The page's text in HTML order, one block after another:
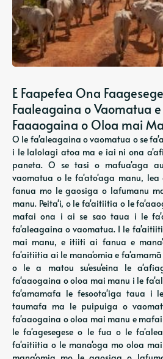
E Faapefea Ona
Faaleagaina o Vaomatua
Faaaogaina o Oloa mai
O le fa'aleagaina o vaomatua o se
i le lalolagi atoa ma e iai ni ona
paneta. O se tasi o mafua'aga
vaomatua o le fa'ato'aga manu,
fanua mo le gaosiga o lafumanu
manu. Peita'i, o le fa'aitiitia o le
mafai ona i ai se sao taua i le
fa'aleagaina o vaomatua. I le
mai manu, e itiiti ai fanua e
fa'aitiitia ai le mana'omia e
o le a matou su'esu'eina le
fa'aaogaina o oloa mai manu i le
fa'amamafa le fesoota'iga taua i
taumafa ma le puipuiga o
fa'aaogaina o oloa mai manu e
le fa'agesegese o le fua o le
fa'aitiitia o le mana'oga mo oloa